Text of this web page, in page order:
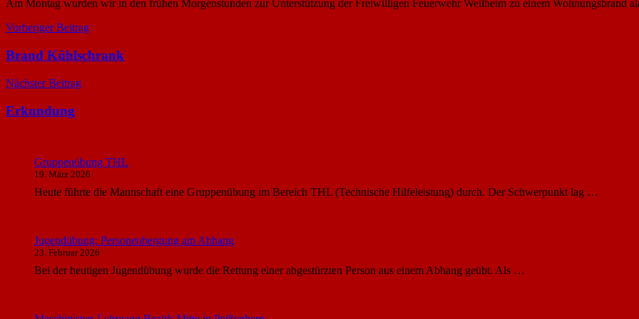
Am Montag wurden wir in den frühen Morgenstunden zur Unterstützung der Freiwilligen Feuerwehr Weilheim zu einem Wohnungsbrand
Beitragsnavigation
Vorheriger Beitrag
Brand Kühlschrank
Nächster Beitrag
Erkundung
Gruppenübung THL
19. März 2026
Heute führte die Mannschaft eine Gruppenübung im Bereich THL (Technische Hilfeleistung) durch. Der Schwerpunkt lag …
Jugendübung: Personenbergung am Abhang
23. Februar 2026
Bei der heutigen Jugendübung wurde die Rettung einer abgestürzten Person aus einem Abhang geübt. Als …